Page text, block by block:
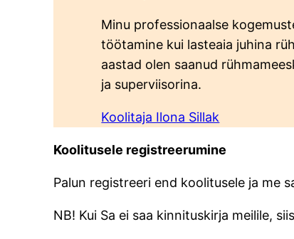
Minu professionaalse
töötamine kui lasteaia juhina
aastad olen saanud
ja superviisorina.
Koolitaja Ilona Sillak
Koolitusele registreerumine
Palun registreeri end koolitusele ja me
NB! Kui Sa ei saa kinnituskirja meilile,